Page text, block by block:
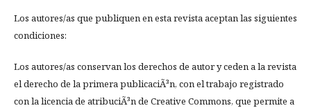
Los autores/as que publiquen en esta revista aceptan las siguientes
condiciones:
Los autores/as conservan los derechos de autor y ceden a la revista
el derecho de la primera publicaciÃ³n, con el trabajo registrado
con la licencia de atribuciÃ³n de Creative Commons, que permite a